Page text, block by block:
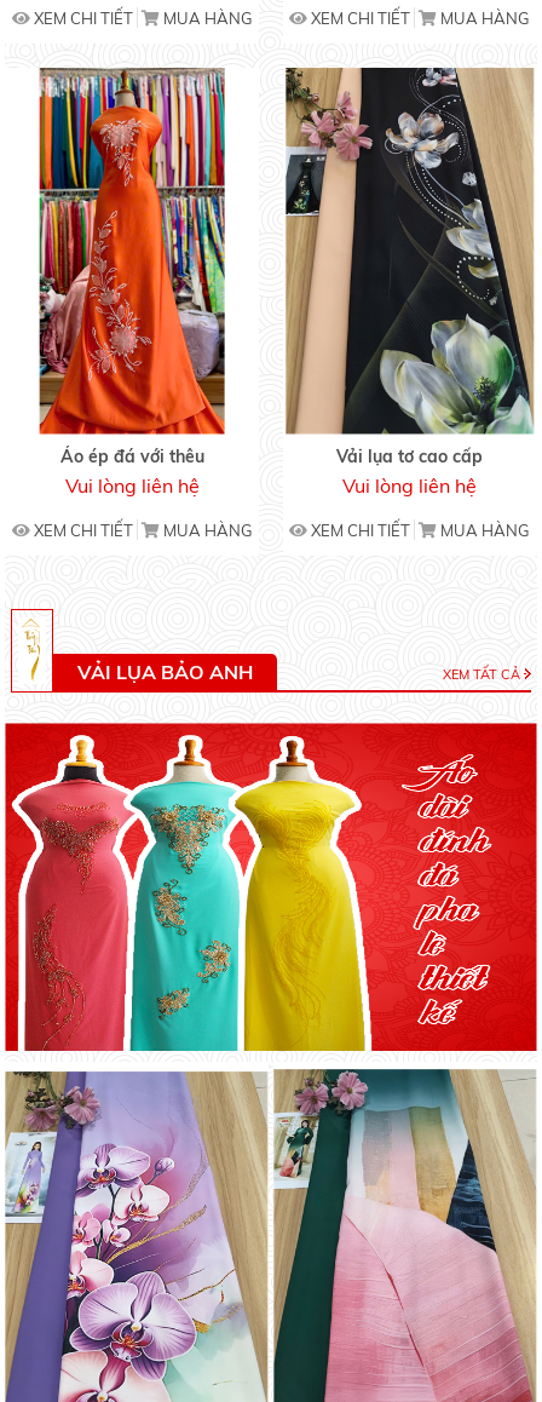
XEM CHI TIẾT MUA HÀNG XEM CHI TIẾT MUA HÀNG
Áo ép đá với thêu
Vui lòng liên hệ
XEM CHI TIẾT MUA HÀNG
Vải lụa tơ cao cấp
Vui lòng liên hệ
XEM CHI TIẾT MUA HÀNG
VẢI LỤA BẢO ANH XEM TẤT CẢ